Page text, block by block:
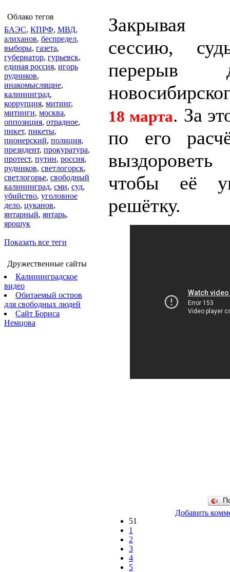
Облако тегов
БАЭС, КПРФ, МВД,
алиханов, беспредел,
выборы, газета,
губернатор, гурьевск,
единая россия, игорь
рудников,
инакомыслящие,
калининград,
коррупция, митинг,
митинги, москва,
оппозиция, отрадное,
пикет, пикеты,
пионерский, полиция,
президент, прокуратура,
протест, путин, россия,
рудников, светлогорск,
светлогорье, свободный
калининград, сми, суд,
убийство, уголовное
дело, цуканов,
янтарный, янтарь,
ярошук
Показать все теги
Дружественные сайты
Калининградское
видео
Обитаемый остров
для свободных людей
Сайт Бориса
Немцова
Закрывая
сессию,
18 марта. За
по его
чтобы её
решётку.
51
1
2
3
4
5
Добавить